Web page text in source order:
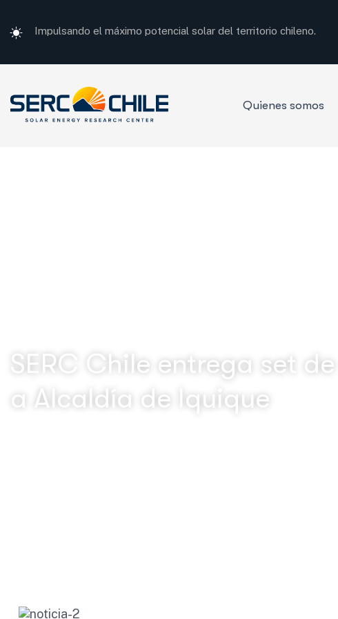
Impulsando el máximo potencial solar del territorio chileno.
Quienes somos
SERC Chile entrega set
a Alcaldía de Iquique